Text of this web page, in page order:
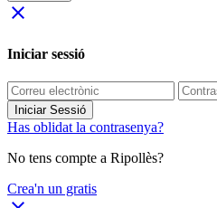
close
Iniciar sessió
Iniciar Sessió
Has oblidat la contrasenya?
No tens compte a Ripollès?
Crea'n un gratis